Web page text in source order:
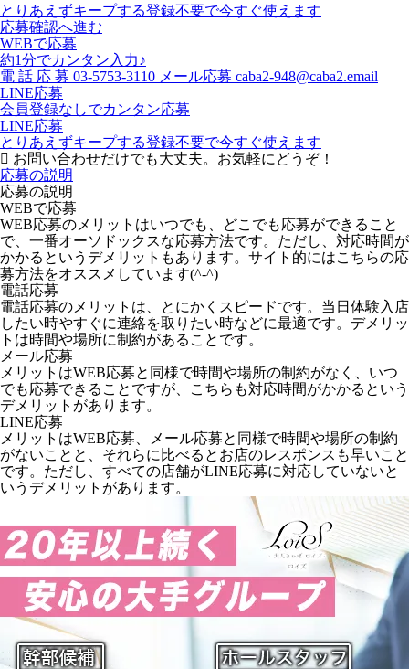
とりあえずキープする登録不要で今すぐ使えます
応募確認へ進む
WEBで応募
約1分でカンタン入力♪
電 話 応 募 03-5753-3110 メール応募 caba2-948@caba2.email
LINE応募
会員登録なしでカンタン応募
LINE応募
とりあえずキープする登録不要で今すぐ使えます
お問い合わせだけでも大丈夫。お気軽にどうぞ！
応募の説明
応募の説明
WEBで応募
WEB応募のメリットはいつでも、どこでも応募ができること
で、一番オーソドックスな応募方法です。ただし、対応時間が
かかるというデメリットもあります。サイト的にはこちらの応
募方法をオススメしています(^-^)
電話応募
電話応募のメリットは、とにかくスピードです。当日体験入店
したい時やすぐに連絡を取りたい時などに最適です。デメリッ
トは時間や場所に制約があることです。
メール応募
メリットはWEB応募と同様で時間や場所の制約がなく、いつ
でも応募できることですが、こちらも対応時間がかかるという
デメリットがあります。
LINE応募
メリットはWEB応募、メール応募と同様で時間や場所の制約
がないことと、それらに比べるとお店のレスポンスも早いこと
です。ただし、すべての店舗がLINE応募に対応していないと
いうデメリットがあります。